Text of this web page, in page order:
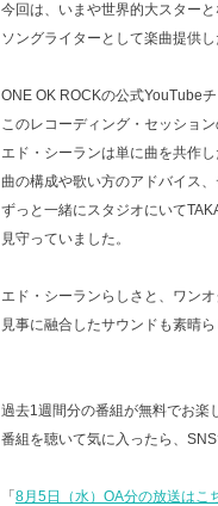
今回は、いまや世界的大スター
ソングライターとして楽曲提供
ONE OK ROCKの公式YouTubeチ
このレコーディング・セッショ
エド・シーランは単に曲を共作し
曲の構成や歌い方のアドバイス、
ずっと一緒にスタジオにいて
見守っていました。
エド・シーランらしさと、ワン
見事に融合したサウンドも素晴ら
過去1週間分の番組が無料でお楽
番組を聴いて気に入ったら、
「 8月5日（水）OA分の放送はこ